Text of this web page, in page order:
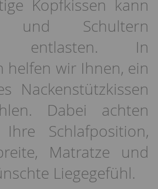
Kopfkissen kann
und Schultern
entlasten. In
helfen wir Ihnen, ein
Nackenstützkissen
Dabei achten
Schlafposition,
Matratze und
Liegegefühl.